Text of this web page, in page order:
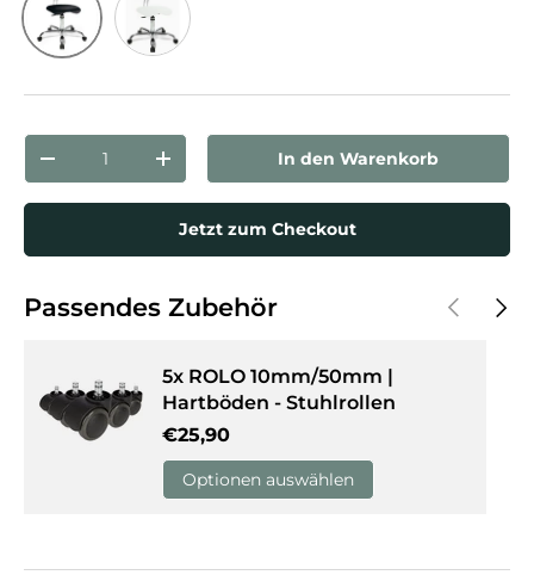
Schwarz
Anzahl
Menge verringernMenge erhöhenIn den Warenkorb
Jetzt zum Checkout
Passendes Zubehör Vorherige
5x ROLO 10mm/50mm |
Hartböden - Stuhlrollen
Normaler Preis
€25,90
Optionen auswählen